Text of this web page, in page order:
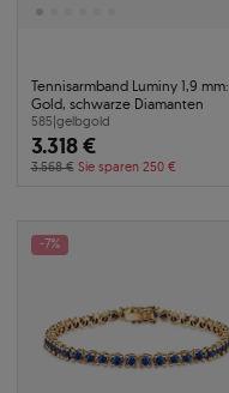
Tennisarmband Luminy 1,9 mm:
Gold, schwarze Diamanten
585|gelbgold
3.318 €
3.568 € Sie sparen 250 €
-7%